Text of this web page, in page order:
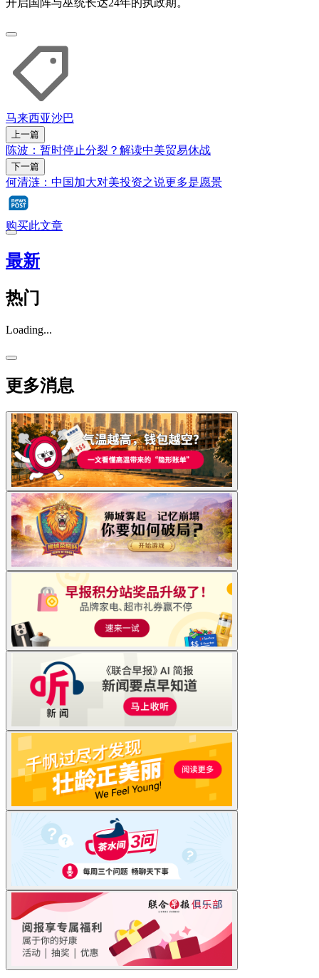
马来西亚沙巴
上一篇
陈波：暂时停止分裂？解读中美贸易休战
下一篇
何清涟：中国加大对美投资之说更多是愿景
购买此文章
最新
热门
Loading...
更多消息